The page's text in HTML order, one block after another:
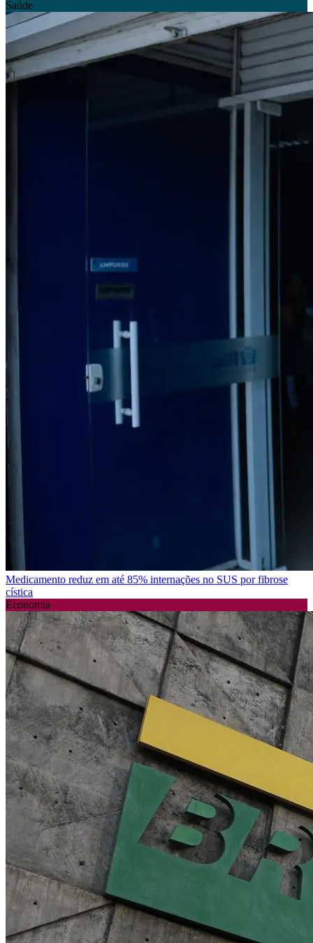
Saúde
Medicamento reduz em até 85% internações no SUS por fibrose
cística
Economia